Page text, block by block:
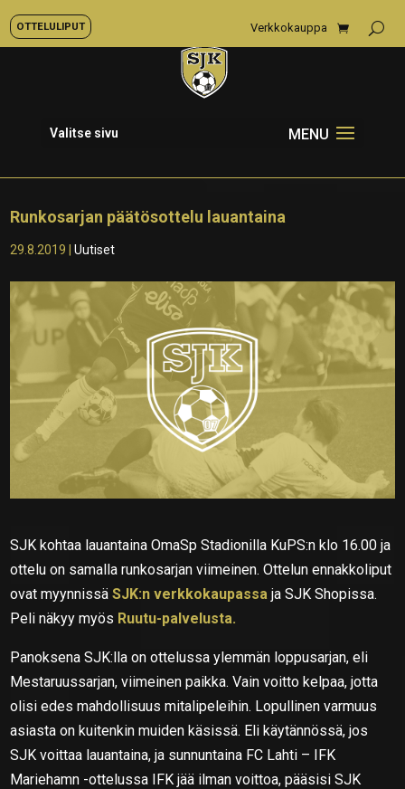
OTTELULIPUT Verkkokauppa
Valitse sivu
Runkosarjan päätösottelu lauantaina
29.8.2019 |Uutiset
SJK kohtaa lauantaina OmaSp Stadionilla KuPS:n klo 16.00 ja
ottelu on samalla runkosarjan viimeinen. Ottelun ennakkoliput
ovat myynnissäSJK:n verkkokaupassaja SJK Shopissa.
Peli näkyy myös Ruutu-palvelusta.
Panoksena SJK:lla on ottelussa ylemmän loppusarjan, eli
Mestaruussarjan, viimeinen paikka. Vain voitto kelpaa, jotta
olisi edes mahdollisuus mitalipeleihin. Lopullinen varmuus
asiasta on kuitenkin muiden käsissä. Eli käytännössä, jos
SJK voittaa lauantaina, ja sunnuntaina FC Lahti – IFK
Mariehamn -ottelussa IFK jää ilman voittoa, pääsisi SJK